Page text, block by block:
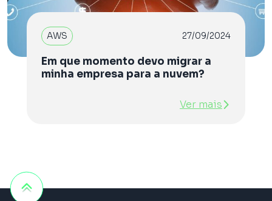
AWS 27/09/2024
Em que momento devo migrar a
minha empresa para a nuvem?
Ver mais